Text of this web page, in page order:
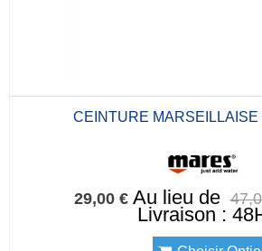
CEINTURE
29,00 € Au lieu de
Livraison :